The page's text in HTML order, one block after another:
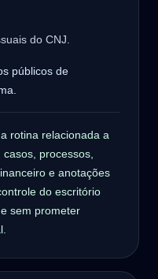
do CNJ.
públicos de
rotina relacionada a
processos,
e anotações
do escritório
sem prometer